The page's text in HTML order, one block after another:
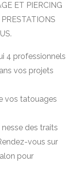
ET PIERCING
4 professionnels
vos projets
vos tatouages
des traits
vous sur
pour